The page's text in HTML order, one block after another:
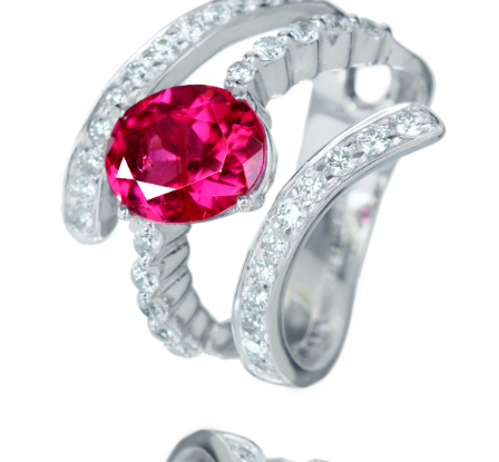
カートを見る
お買い物を続ける